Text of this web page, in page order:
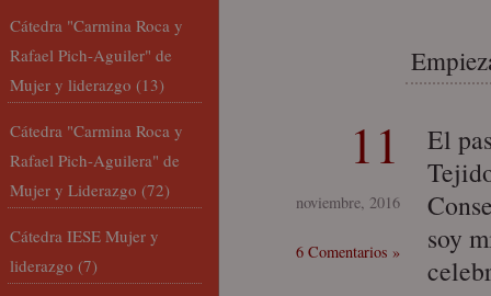
11
noviembre, 2016
6 Comentarios »
El
soy
Cátedra "Carmina Roca y
Rafael Pich-Aguiler" de
Mujer y liderazgo (13)
Cátedra "Carmina Roca y
Rafael Pich-Aguilera" de
Mujer y Liderazgo (72)
Cátedra IESE Mujer y
liderazgo (7)